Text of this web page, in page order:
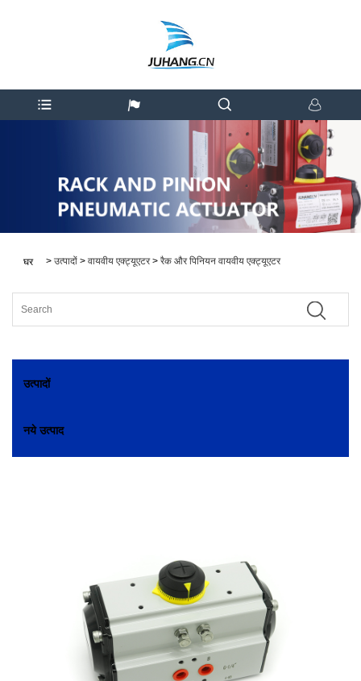
घर > उत्पादों > वायवीय एक्ट्यूएटर> रैक और पिनियन वायवीय एक्ट्यूएटर
उत्पादों
नये उत्पाद